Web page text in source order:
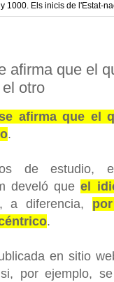
1000. Els inicis de l'Estat-
afirma que el
otro
afirma que el
.
de estudio, el
develó queel
a diferencia,
.
en sitio
por ejemplo,